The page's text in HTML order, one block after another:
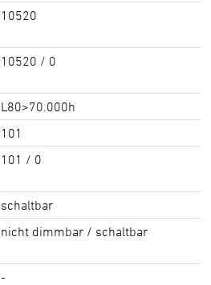
10520
10520 / 0
L80>70.000h
101
101 / 0
schaltbar
nicht dimmbar / schaltbar
-